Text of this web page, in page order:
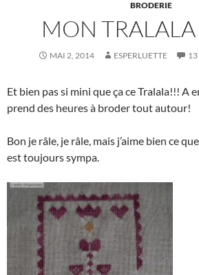
BRODERIE
MON
MAI 2, 2014 ESPERLUETTE
Et bien pas si mini que ça ce Tralala!!! A
prend des heures à broder tout autour!
Bon je râle, je râle, mais j’aime bien ce
est toujours sympa.